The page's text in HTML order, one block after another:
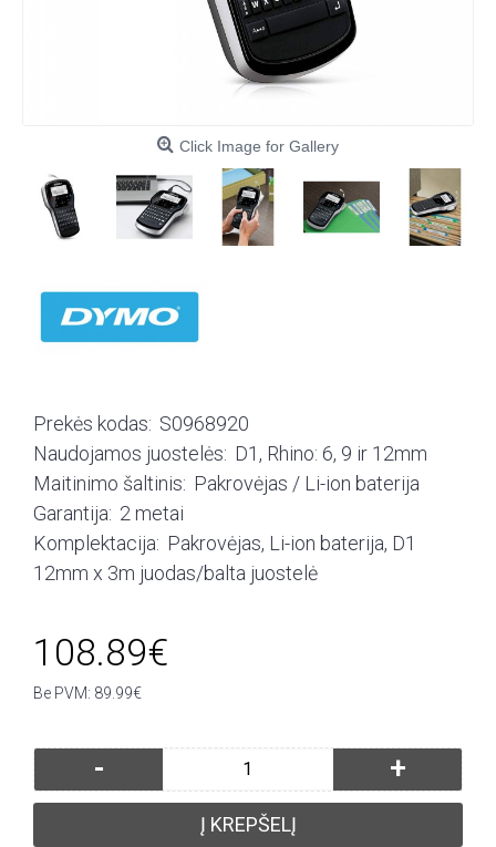
Click Image for Gallery
Prekės kodas: S0968920
Naudojamos juostelės: D1, Rhino: 6, 9 ir 12mm
Maitinimo šaltinis: Pakrovėjas / Li-ion baterija
Garantija: 2 metai
Komplektacija: Pakrovėjas, Li-ion baterija, D1
12mm x 3m juodas/balta juostelė
108.89€
Be PVM: 89.99€
- +
Į KREPŠELĮ